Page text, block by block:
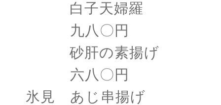
白子天婦羅
九八〇円
砂肝の素揚げ
六八〇円
氷見 あじ串揚げ